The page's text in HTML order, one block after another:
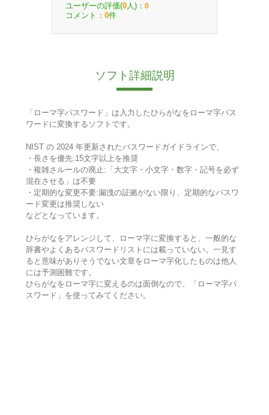
ユーザーの評価(0 人)： 0
コメント： 0件
ソフト詳細説明
「ローマ字パスワード」は入力したひらがなをローマ字パス
ワードに変換するソフトです。
NIST の 2024 年更新されたパスワードガイドラインで、
・長さを優先:15文字以上を推奨
・複雑さルールの廃止:「大文字・小文字・数字・記号を必ず
混在させる」は不要
・定期的な変更不要:漏洩の証拠がない限り、定期的なパスワ
ード変更は推奨しない
などとなっています。
ひらがなをアレンジして、ローマ字に変換すると、一般的な
辞書やよくあるパスワードリストには載っていない。一見す
ると意味がありそうでない文章をローマ字化したものは他人
には予測困難です。
ひらがなをローマ字に変えるのは面倒なので、「ローマ字パ
スワード」を使ってみてください。